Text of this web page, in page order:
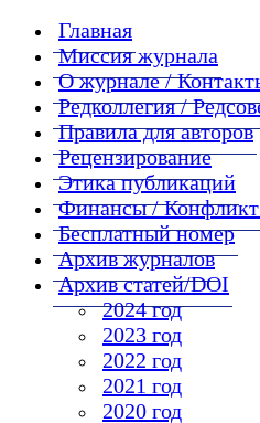
Главная
Миссия журнала
О журнале /
Редколлегия /
Правила для авторов
Рецензирование
Этика публикаций
Финансы / Конфликт
Бесплатный номер
Архив журналов
Архив статей/DOI
2024 год
2023 год
2022 год
2021 год
2020 год